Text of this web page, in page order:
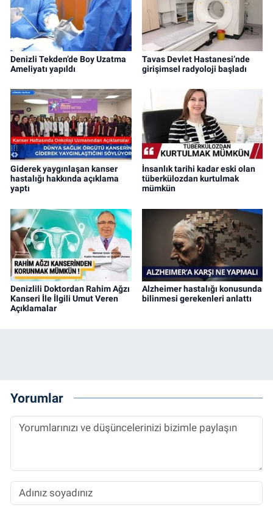
Denizli Tekden’de Boy Uzatma
Ameliyatı yapıldı
Tavas Devlet Hastanesi’nde
girişimsel radyoloji başladı
Giderek yaygınlaşan kanser
hastalığı hakkında açıklama
yaptı
İnsanlık tarihi kadar eski olan
tüberkülozdan kurtulmak
mümkün
Denizlili Doktordan Rahim Ağzı
Kanseri İle İlgili Umut Veren
Açıklamalar
Alzheimer hastalığı konusunda
bilinmesi gerekenleri anlattı
Yorumlar